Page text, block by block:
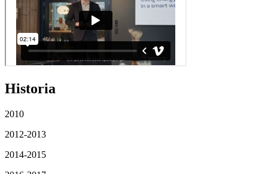
Historia
2010
2012-2013
2014-2015